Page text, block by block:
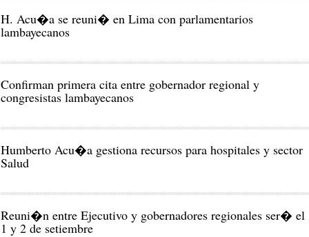
H. Acu�a se reuni� en Lima con parlamentarios
lambayecanos
Confirman primera cita entre gobernador regional y
congresistas lambayecanos
Humberto Acu�a gestiona recursos para hospitales y sector
Salud
Reuni�n entre Ejecutivo y gobernadores regionales ser� el
1 y 2 de setiembre